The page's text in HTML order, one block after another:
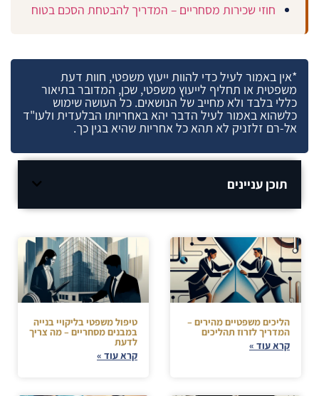
חוזי שכירות מסחריים – המדריך להבטחת הסכם בטוח
*אין באמור לעיל כדי להוות ייעוץ משפטי, חוות דעת
משפטית או תחליף לייעוץ משפטי, שכן, המדובר בתיאור
כללי בלבד ולא מחייב של הנושאים. כל העושה שימוש
כלשהוא באמור לעיל הדבר יהא באחריותו הבלעדית ולעו"ד
אל-רם זלזניק לא תהא כל אחריות שהיא בגין כך.
תוכן עניינים
הליכים משפטיים מהירים –
המדריך לזרוז תהליכים
קרא עוד »
טיפול משפטי בליקויי בנייה
במבנים מסחריים – מה צריך
לדעת
קרא עוד »